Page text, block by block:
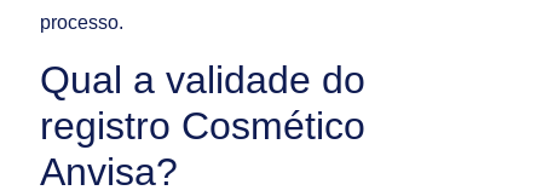
processo.
Qual a validade do
registro Cosmético
Anvisa?